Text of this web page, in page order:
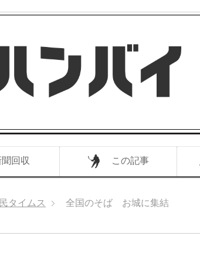
聞回収 この記事
タイムス 全国のそば お城に集結